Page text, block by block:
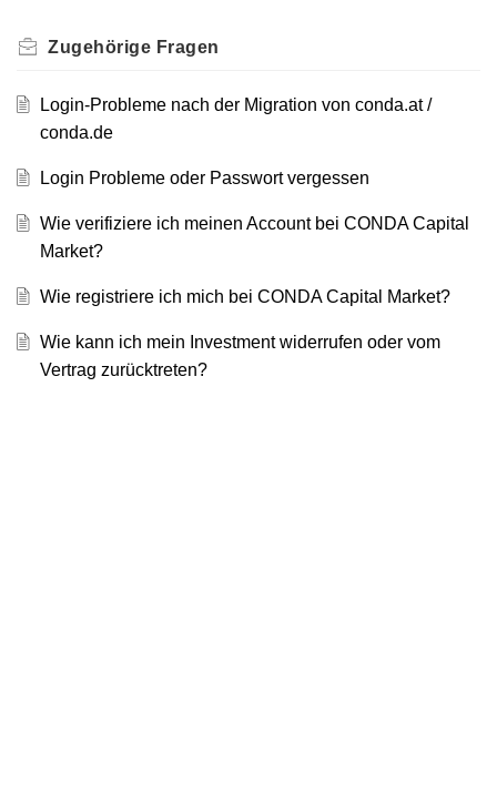
Zugehörige Fragen
Login-Probleme nach der Migration von conda.at /
conda.de
Login Probleme oder Passwort vergessen
Wie verifiziere ich meinen Account bei CONDA Capital
Market?
Wie registriere ich mich bei CONDA Capital Market?
Wie kann ich mein Investment widerrufen oder vom
Vertrag zurücktreten?